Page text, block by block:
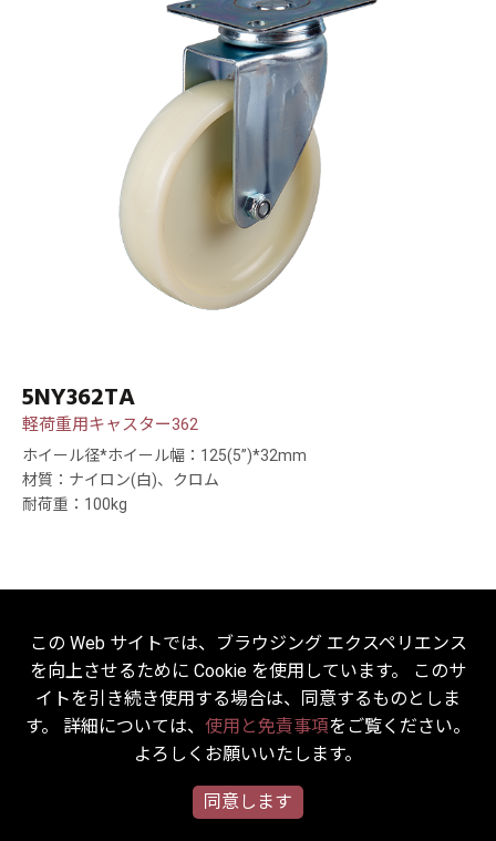
5NY362TA
軽荷重用キャスター362
ホイール径*ホイール幅：125(5”)*32mm
材質：ナイロン(白)、クロム
耐荷重：100kg
この Web サイトでは、ブラウジング エクスペリエンス
を向上させるために Cookie を使用しています。 このサ
イトを引き続き使用する場合は、同意するものとしま
す。 詳細については、 使用と免責事項をご覧ください。
よろしくお願いいたします。
同意します